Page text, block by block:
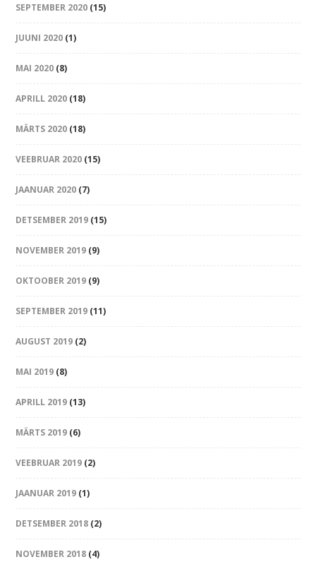
SEPTEMBER 2020 (15)
JUUNI 2020 (1)
MAI 2020 (8)
APRILL 2020 (18)
MÄRTS 2020 (18)
VEEBRUAR 2020 (15)
JAANUAR 2020 (7)
DETSEMBER 2019 (15)
NOVEMBER 2019 (9)
OKTOOBER 2019 (9)
SEPTEMBER 2019 (11)
AUGUST 2019 (2)
MAI 2019 (8)
APRILL 2019 (13)
MÄRTS 2019 (6)
VEEBRUAR 2019 (2)
JAANUAR 2019 (1)
DETSEMBER 2018 (2)
NOVEMBER 2018 (4)